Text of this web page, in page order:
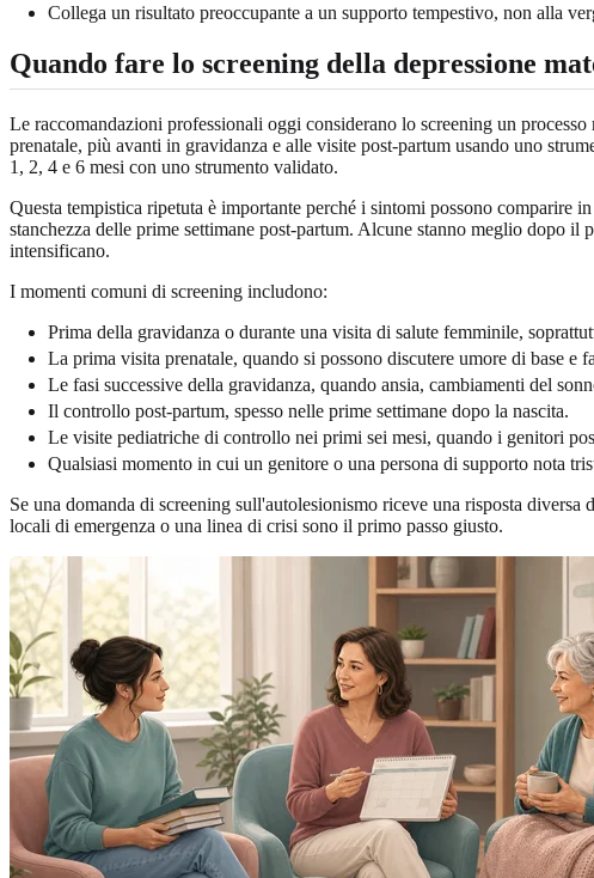
Collega un risultato preoccupante a un supporto tempestivo, non alla
Quando fare lo screening della depressione
Le raccomandazioni professionali oggi considerano lo screening un
prenatale, più avanti in gravidanza e alle visite post-partum usando uno
1, 2, 4 e 6 mesi con uno strumento validato.
Questa tempistica ripetuta è importante perché i sintomi possono
stanchezza delle prime settimane post-partum. Alcune stanno meglio dopo
intensificano.
I momenti comuni di screening includono:
Prima della gravidanza o durante una visita di salute femminile,
La prima visita prenatale, quando si possono discutere umore di base e
Le fasi successive della gravidanza, quando ansia, cambiamenti del
Il controllo post-partum, spesso nelle prime settimane dopo la nascita.
Le visite pediatriche di controllo nei primi sei mesi, quando i genitori
Qualsiasi momento in cui un genitore o una persona di supporto nota
Se una domanda di screening sull'autolesionismo riceve una risposta
locali di emergenza o una linea di crisi sono il primo passo giusto.